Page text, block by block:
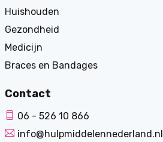
Huishouden
Gezondheid
Medicijn
Braces en Bandages
Contact
06 - 526 10 866
info@hulpmiddelennederland.nl